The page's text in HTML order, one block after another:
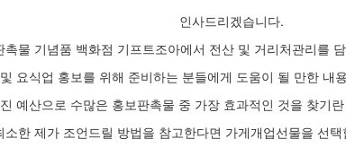
인사드리겠습니다.
촉물 기념품 백화점 기프트조아에서 전산 및 거리처관리를
요식업 홍보를 위해 준비하는 분들에게 도움이 될 만한 내
예산으로 수많은 홍보판촉물 중 가장 효과적인 것을 찾기
소한 제가 조언드릴 방법을 참고한다면 가게개업선물을 선